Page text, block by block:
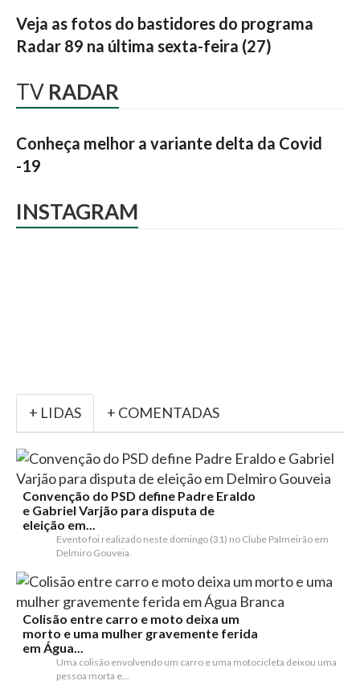
Veja as fotos do bastidores do programa
Radar 89 na última sexta-feira (27)
TV RADAR
Conheça melhor a variante delta da Covid
-19
INSTAGRAM
+ LIDAS + COMENTADAS
Convenção do PSD define Padre Eraldo
e Gabriel Varjão para disputa de
eleição em...
Evento foi realizado neste domingo (31) no Clube Palmeirão em
Delmiro Gouveia.
Colisão entre carro e moto deixa um
morto e uma mulher gravemente ferida
em Água...
Uma colisão envolvendo um carro e uma motocicleta deixou uma
pessoa morta e...